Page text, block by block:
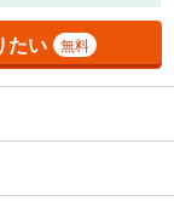
たい 無料